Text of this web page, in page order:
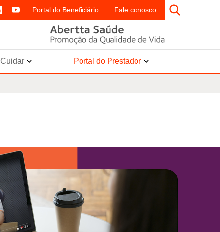
Portal do Beneficiário Fale conosco
Portal do Prestador